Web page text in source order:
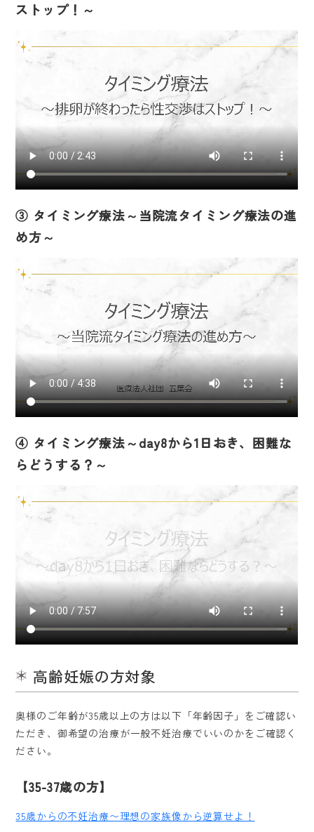
ストップ！～
③ タイミング療法～当院流タイミング療法の進
め方～
④ タイミング療法～day8から1日おき、困難な
らどうする？～
高齢妊娠の方対象
奥様のご年齢が35歳以上の方は以下「年齢因子」をご確認い
ただき、御希望の治療が一般不妊治療でいいのかをご確認く
ださい。
【35-37歳の方】
35歳からの不妊治療〜理想の家族像から逆算せよ！